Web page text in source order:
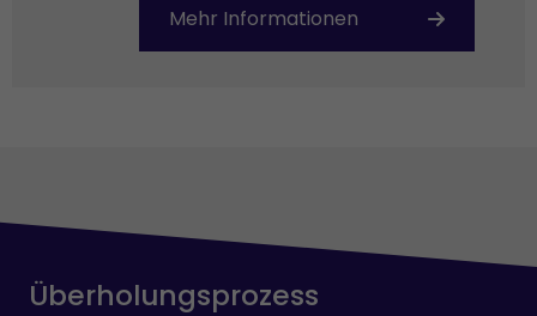
Mehr Informationen
Überholungsprozess